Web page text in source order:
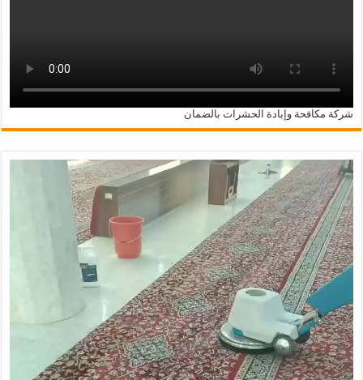
شركة مكافحة وإبادة الحشرات بالضمان